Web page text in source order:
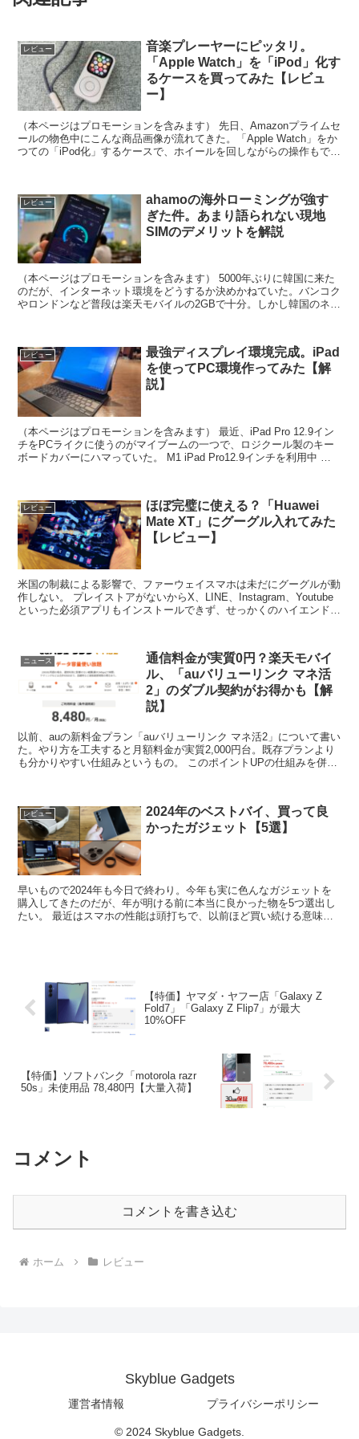
レビュー
音楽プレーヤーにピッタリ。
「Apple Watch」を「iPod」化す
るケースを買ってみた【レビュ
ー】
（本ページはプロモーションを含みます） 先日、Amazonプライムセ
ールの物色中にこんな商品画像が流れてきた。「Apple Watch」をか
つての「iPod化」するケースで、ホイールを回しながらの操作もでき
レビュー
ahamoの海外ローミングが強す
ぎた件。あまり語られない現地
SIMのデメリットを解説
（本ページはプロモーションを含みます） 5000年ぶりに韓国に来た
のだが、インターネット環境をどうするか決めかねていた。バンコク
やロンドンなど普段は楽天モバイルの2GBで十分。しかし韓国のネッ
レビュー
最強ディスプレイ環境完成。iPad
を使ってPC環境作ってみた【解
説】
（本ページはプロモーションを含みます） 最近、iPad Pro 12.9イン
チをPCライクに使うのがマイブームの一つで、ロジクール製のキー
ボードカバーにハマっていた。 M1 iPad Pro12.9インチを利用中 余
レビュー
ほぼ完璧に使える？「Huawei
Mate XT」にグーグル入れてみた
【レビュー】
米国の制裁による影響で、ファーウェイスマホは未だにグーグルが動
作しない。 プレイストアがないからX、LINE、Instagram、Youtube
といった必須アプリもインストールできず、せっかくのハイエンド端
ニュース
通信料金が実質0円？楽天モバイ
ル、「auバリューリンク マネ活
2」のダブル契約がお得かも【解
説】
以前、auの新料金プラン「auバリューリンク マネ活2」について書い
た。やり方を工夫すると月額料金が実質2,000円台。既存プランより
も分かりやすい仕組みというもの。 このポイントUPの仕組みを併用
レビュー
2024年のベストバイ、買って良
かったガジェット【5選】
早いもので2024年も今日で終わり。今年も実に色んなガジェットを
購入してきたのだが、年が明ける前に本当に良かった物を5つ選出し
たい。 最近はスマホの性能は頭打ちで、以前ほど買い続ける意味も
【特価】ヤマダ・ヤフー店「Galaxy Z
Fold7」「Galaxy Z Flip7」が最大
10%OFF
【特価】ソフトバンク「motorola razr
50s」未使用品 78,480円【大量入荷】
コメント
コメントを書き込む
ホーム レビュー
Skyblue Gadgets
運営者情報 プライバシーポリシー
© 2024 Skyblue Gadgets.